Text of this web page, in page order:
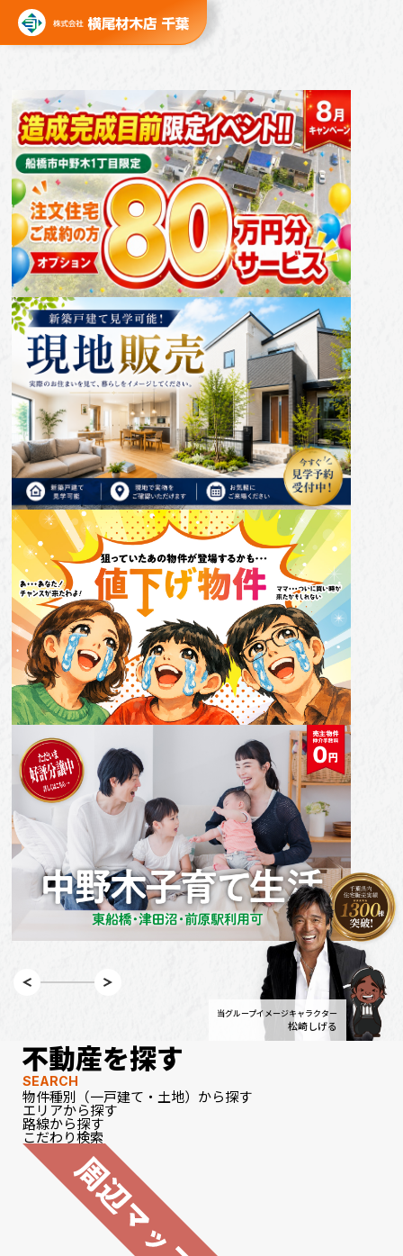
当グループイメージキャラクター
松崎しげる
不動産を探す
SEARCH
物件種別（一戸建て・土地）から探す
エリアから探す
路線から探す
こだわり検索